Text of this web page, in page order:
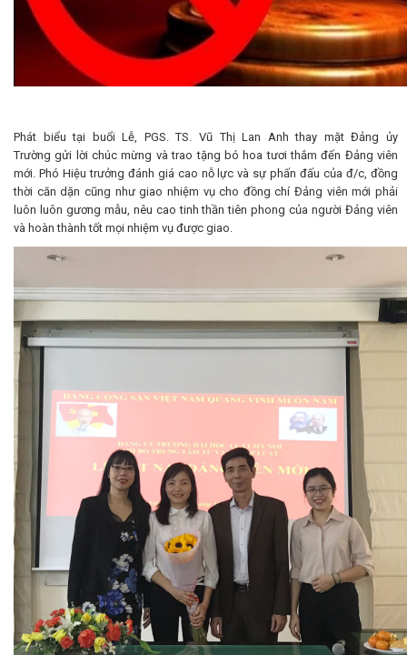
Phát biểu tại buổi Lễ, PGS. TS. Vũ Thị Lan Anh thay mặt Đảng ủy
Trường gửi lời chúc mừng và trao tặng bó hoa tươi thắm đến Đảng viên
mới. Phó Hiệu trưởng đánh giá cao nỗ lực và sự phấn đấu của đ/c, đồng
thời căn dặn cũng như giao nhiệm vụ cho đồng chí Đảng viên mới phải
luôn luôn gương mẫu, nêu cao tinh thần tiên phong của người Đảng viên
và hoàn thành tốt mọi nhiệm vụ được giao.